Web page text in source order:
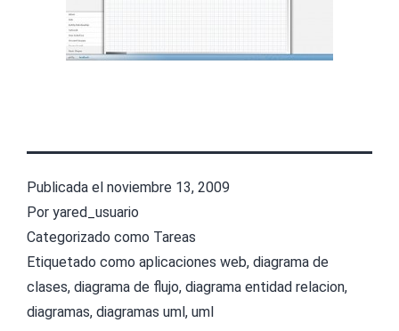
Publicada el noviembre 13, 2009
Por yared_usuario
Categorizado como Tareas
Etiquetado como aplicaciones web, diagrama de
clases, diagrama de flujo, diagrama entidad relacion,
diagramas, diagramas uml, uml